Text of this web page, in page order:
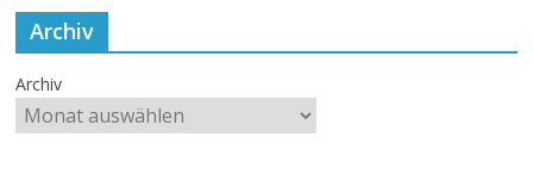
Archiv
Archiv